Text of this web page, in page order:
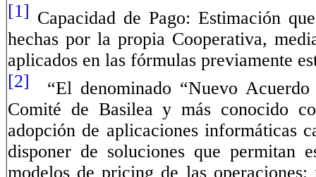
[1] Capacidad de Pago: Estimación
hechas por la propia Cooperativa,
aplicados en las fórmulas previamente
[2] “El denominado “Nuevo
Comité de Basilea y más conocido
adopción de aplicaciones informáticas
disponer de soluciones que permitan
modelos de pricing de las